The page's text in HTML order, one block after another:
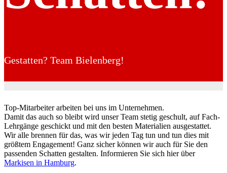
Gestatten? Team Bielenberg!
Top-Mitarbeiter arbeiten bei uns im Unternehmen.
Damit das auch so bleibt wird unser Team stetig geschult, auf Fach-
Lehrgänge geschickt und mit den besten Materialien ausgestattet.
Wir alle brennen für das, was wir jeden Tag tun und tun dies mit
größtem Engagement! Ganz sicher können wir auch für Sie den
passenden Schatten gestalten. Informieren Sie sich hier über
Markisen in Hamburg.